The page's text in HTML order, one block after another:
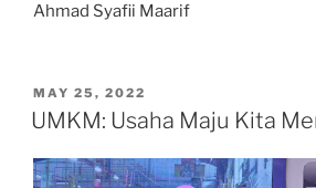
Ahmad Syafii Maarif
POSTED
ON
MAY 25, 2022
UMKM: Usaha Maju Kita